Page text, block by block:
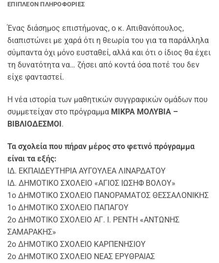
ΕΠΙΠΛΈΟΝ ΠΛΗΡΟΦΟΡΊΕΣ
Ένας διάσημος επιστήμονας, ο κ. Απιθανόπουλος,
διαπιστώνει με χαρά ότι η θεωρία του για τα παράλληλα
σύμπαντα όχι μόνο ευσταθεί, αλλά και ότι ο ίδιος θα έχει
τη δυνατότητα να… ζήσει από κοντά όσα ποτέ του δεν
είχε φανταστεί.
Η νέα ιστορία των μαθητικών συγγραφικών ομάδων που
συμμετείχαν στο πρόγραμμα ΜΙΚΡΑ ΜΟΛΥΒΙΑ –
ΒΙΒΛΙΟΔΕΣΜΟΙ.
Τα σχολεία που πήραν μέρος στο φετινό πρόγραμμα
είναι τα εξής:
ΙΔ. ΕΚΠΑΙΔΕΥΤΗΡΙΑ ΑΥΓΟΥΛΕΑ ΛΙΝΑΡΔΑΤΟΥ
ΙΔ. ΔΗΜΟΤΙΚΟ ΣΧΟΛΕΙΟ «ΑΓΙΟΣ ΙΩΣΗΦ ΒΟΛΟΥ»
1o ΔΗΜΟΤΙΚΟ ΣΧΟΛΕΙΟ ΠΑΝΟΡΑΜΑΤΟΣ ΘΕΣΣΑΛΟΝΙΚΗΣ
1o ΔΗΜΟΤΙΚΟ ΣΧΟΛΕΙΟ ΠΑΠΑΓΟΥ
2o ΔΗΜΟΤΙΚΟ ΣΧΟΛΕΙΟ ΑΓ. Ι. ΡΕΝΤΗ «ΑΝΤΩΝΗΣ
ΣΑΜΑΡΑΚΗΣ»
2o ΔΗΜΟΤΙΚΟ ΣΧΟΛΕΙΟ ΚΑΡΠΕΝΗΣΙΟΥ
2o ΔΗΜΟΤΙΚΟ ΣΧΟΛΕΙΟ ΝΕΑΣ ΕΡΥΘΡΑΙΑΣ